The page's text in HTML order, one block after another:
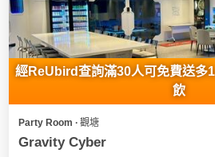
Room
到
會
特
動
類
型
Party
動
攻
經ReUbird查詢滿30人可免費送多
飲
Party Room ∙ 觀塘
Gravity Cyber